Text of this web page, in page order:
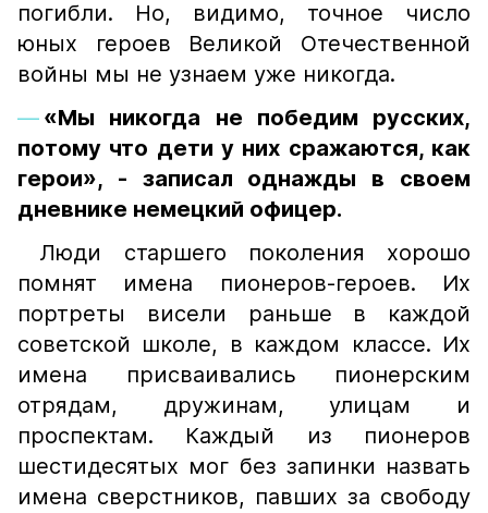
погибли. Но, видимо, точное число
юных героев Великой Отечественной
войны мы не узнаем уже никогда.
«Мы никогда не победим русских,
потому что дети у них сражаются, как
герои», - записал однажды в своем
дневнике немецкий офицер.
Люди старшего поколения хорошо
помнят имена пионеров-героев. Их
портреты висели раньше в каждой
советской школе, в каждом классе. Их
имена присваивались пионерским
отрядам, дружинам, улицам и
проспектам. Каждый из пионеров
шестидесятых мог без запинки назвать
имена сверстников, павших за свободу